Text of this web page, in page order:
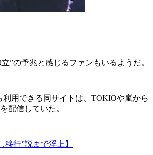
”の予兆と感じるファンもいるようだ。
用できる同サイトは、TOKIOや嵐から
配信していた。
行”説まで浮上】